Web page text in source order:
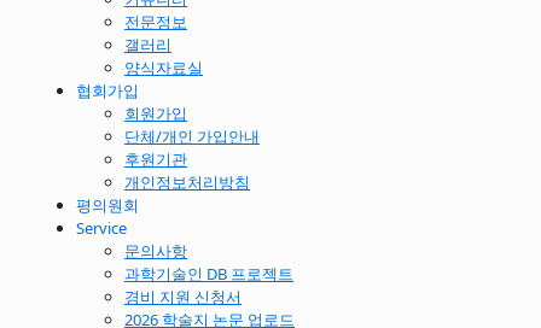
전문정보
갤러리
양식자료실
협회가입
회원가입
단체/개인 가입안내
후원기관
개인정보처리방침
평의원회
Service
문의사항
과학기술인 DB 프로젝트
경비 지원 신청서
2026 학술지 논문 업로드